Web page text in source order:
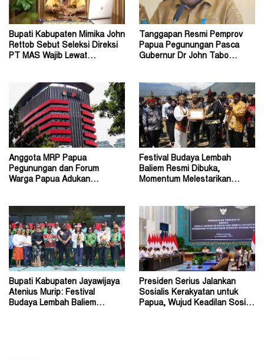
Bupati Kabupaten Mimika John
Rettob Sebut Seleksi Direksi
PT MAS Wajib Lewat
Tanggapan Resmi Pemprov
Papua Pegunungan Pasca
Gubernur Dr John Tabo
Anggota MRP Papua
Pegunungan dan Forum
Warga Papua Adukan
Festival Budaya Lembah
Baliem Resmi Dibuka,
Momentum Melestarikan
Bupati Kabupaten Jayawijaya
Atenius Murip: Festival
Budaya Lembah Baliem
Presiden Serius Jalankan
Sosialis Kerakyatan untuk
Papua, Wujud Keadilan Sosial